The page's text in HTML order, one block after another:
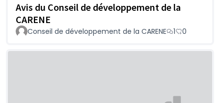
Avis du Conseil de développement de la
CARENE
Conseil de développement de la CARENE 1 0